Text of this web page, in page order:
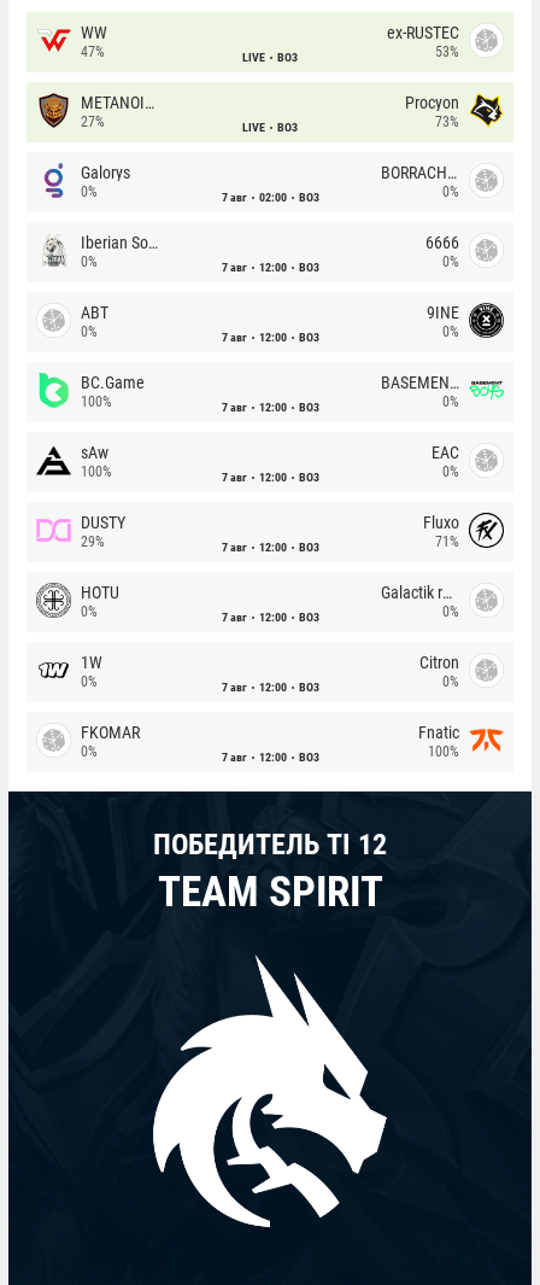
WW
47% LIVE BO3
ex-RUSTEC
53%
METANOIA Wolves
27% LIVE BO3
Procyon
73%
Galorys
0% 7 авг 02:00 BO3
BORRACHEIROS
0%
Iberian Soul
0% 7 авг 12:00 BO3
6666
0%
ABT
0% 7 авг 12:00 BO3
9INE
0%
BC.Game
100% 7 авг 12:00 BO3
BASEMENT BOYS
0%
sAw
100% 7 авг 12:00 BO3
EAC
0%
DUSTY
29% 7 авг 12:00 BO3
Fluxo
71%
HOTU
0% 7 авг 12:00 BO3
Galactik rebels
0%
1W
0% 7 авг 12:00 BO3
Citron
0%
FKOMAR
0% 7 авг 12:00 BO3
Fnatic
100%
ПОБЕДИТЕЛЬ TI 12
TEAM SPIRIT